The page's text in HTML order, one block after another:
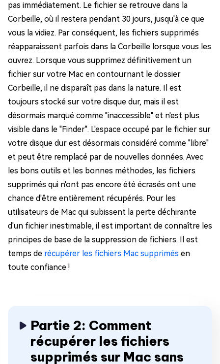
pas immédiatement. Le fichier se retrouve dans la
Corbeille, où il restera pendant 30 jours, jusqu'à ce que
vous la vidiez. Par conséquent, les fichiers supprimés
réapparaissent parfois dans la Corbeille lorsque vous les
ouvrez. Lorsque vous supprimez définitivement un
fichier sur votre Mac en contournant le dossier
Corbeille, il ne disparaît pas dans la nature. Il est
toujours stocké sur votre disque dur, mais il est
désormais marqué comme "inaccessible" et n'est plus
visible dans le "Finder". L'espace occupé par le fichier sur
votre disque dur est désormais considéré comme "libre"
et peut être remplacé par de nouvelles données. Avec
les bons outils et les bonnes méthodes, les fichiers
supprimés qui n'ont pas encore été écrasés ont une
chance d'être entièrement récupérés. Pour les
utilisateurs de Mac qui subissent la perte déchirante
d'un fichier inestimable, il est important de connaître les
principes de base de la suppression de fichiers. Il est
temps de récupérer les fichiers Mac supprimés en
toute confiance !
Partie 2: Comment
récupérer les fichiers
supprimés sur Mac sans